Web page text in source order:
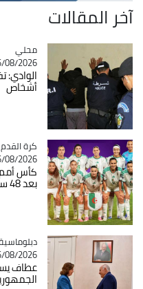
آخر المقالات
Catégorie
محلي
06/08/2026 - 19:21
أشخاص
Catégorie
كرة القدم
06/08/2026 - 19:03
بعد 48 ساعة عن المونديال
Catégorie
دبلوماسية
06/08/2026 - 18:37
عطاف